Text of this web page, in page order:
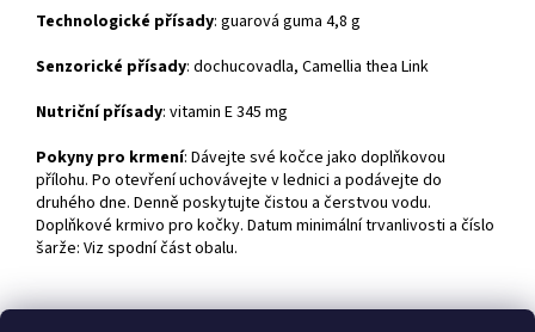
Technologické přísady: guarová guma 4,8 g
Senzorické přísady: dochucovadla, Camellia thea Link
Nutriční přísady: vitamin E 345 mg
Pokyny pro krmení: Dávejte své kočce jako doplňkovou
přílohu. Po otevření uchovávejte v lednici a podávejte do
druhého dne. Denně poskytujte čistou a čerstvou vodu.
Doplňkové krmivo pro kočky. Datum minimální trvanlivosti a číslo
šarže: Viz spodní část obalu.